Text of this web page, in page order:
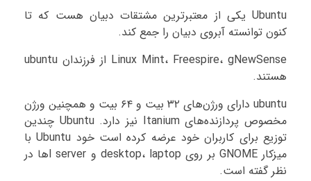
Ubuntu یکی از معتبرترین مشتقات دبیان هست که تا
کنون توانسته آبروی دبیان را جمع کند.
Linux Mint، Freespire، gNewSense از فرزندان ubuntu
هستند.
ubuntu دارای ورژن‌های ۳۲ بیت و ۶۴ بیت و همچنین ورژن
مخصوص پردازنده‌های Itanium نیز دارد. Ubuntu چندین
توزیع برای کاربران خود عرضه کرده است خود Ubuntu با
میزکار GNOME بر روی desktop، laptop و l serverها در
نظر گفته است.